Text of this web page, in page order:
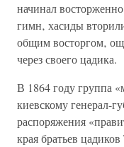
начинал
гимн‚ хасиды
общим восторгом‚
через своего цадика.
В 1864 году группа
киевскому генерал-
распоряжения
края братьев